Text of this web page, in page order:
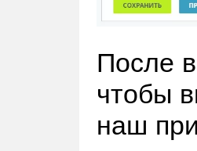
После
чтобы
наш